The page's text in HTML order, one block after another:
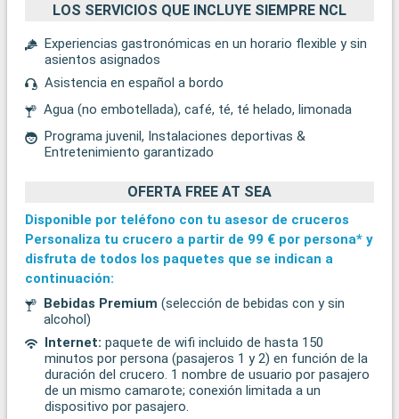
LOS SERVICIOS QUE INCLUYE SIEMPRE NCL
Experiencias gastronómicas en un horario flexible y sin
asientos asignados
Asistencia en español a bordo
Agua (no embotellada), café, té, té helado, limonada
Programa juvenil, Instalaciones deportivas &
Entretenimiento garantizado
OFERTA FREE AT SEA
Disponible por teléfono con tu asesor de cruceros
Personaliza tu crucero a partir de 99 € por persona* y
disfruta de todos los paquetes que se indican a
continuación:
Bebidas Premium (selección de bebidas con y sin
alcohol)
Internet: paquete de wifi incluido de hasta 150
minutos por persona (pasajeros 1 y 2) en función de la
duración del crucero. 1 nombre de usuario por pasajero
de un mismo camarote; conexión limitada a un
dispositivo por pasajero.